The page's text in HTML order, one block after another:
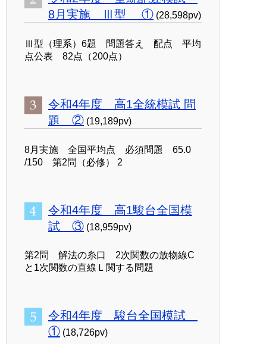
8月実施 Ⅲ型 ① (28,598pv)
Ⅲ型（理系）6題 問題答え 配点 平均
点公表 82点（200点）
令和4年度 高1全統模試 問
題 ② (19,189pv)
8月実施 全国平均点 必須問題 65.0
/150 第2問（必修） 2
令和4年度 高1駿台全国模
試 ③ (18,959pv)
第2問 解法の糸口 2次関数の放物線C
と1次関数の直線Ｌ関する問題
令和4年度 駿台全国模試
① (18,726pv)